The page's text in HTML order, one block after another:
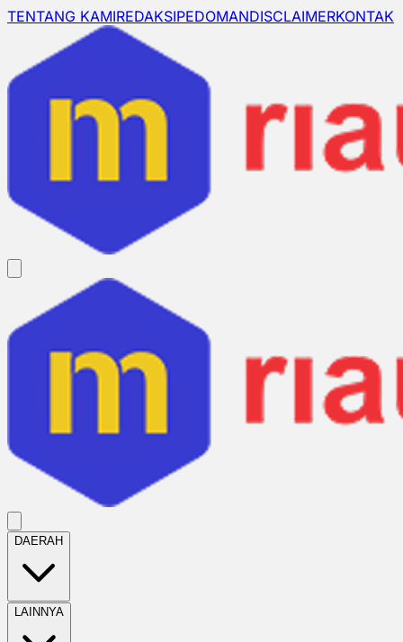
TENTANG KAMIREDAKSIPEDOMANDISCLAIMERKONTAK
DAERAH
LAINNYA